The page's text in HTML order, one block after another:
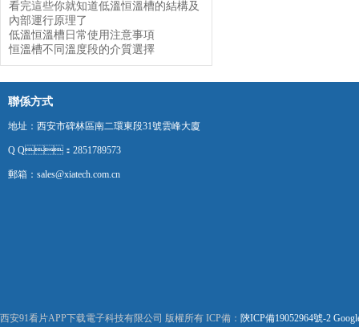
看完這些你就知道低溫恒溫槽的結構及
內部運行原理了
低溫恒溫槽日常使用注意事項
恒溫槽不同溫度段的介質選擇
聯係方式
地址：西安市碑林區南二環東段31號雲峰大廈
Q Q：2851789573
郵箱：sales@xiatech.com.cn
西安91看片APP下载電子科技有限公司 版權所有 ICP備： 陝ICP備19052964號-2